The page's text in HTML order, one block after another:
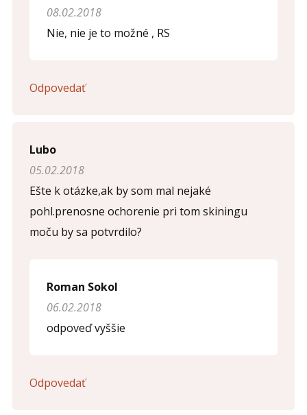
08.02.2018
Nie, nie je to možné , RS
Odpovedať
Lubo
05.02.2018
Ešte k otázke,ak by som mal nejaké
pohl.prenosne ochorenie pri tom skiningu
moču by sa potvrdilo?
Roman Sokol
06.02.2018
odpoveď vyššie
Odpovedať